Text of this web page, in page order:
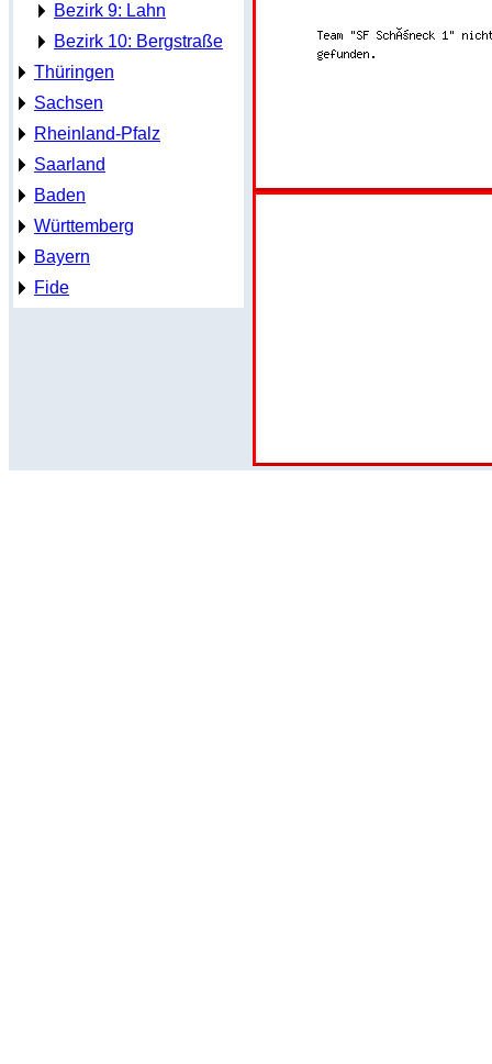
Bezirk 9: Lahn
Bezirk 10: Bergstraße
Thüringen
Sachsen
Rheinland-Pfalz
Saarland
Baden
Württemberg
Bayern
Fide